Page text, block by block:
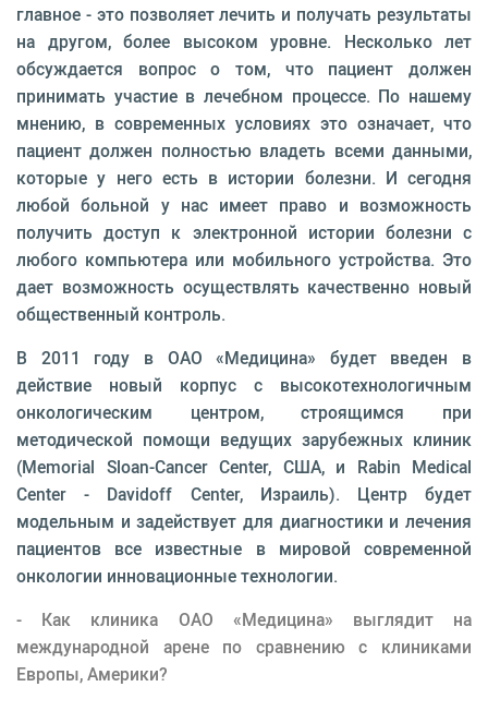
главное - это позволяет лечить и получать результаты
на другом, более высоком уровне. Не­сколько лет
обсуждается вопрос о том, что пациент должен
принимать участие в лечебном процессе. По нашему
мнению, в современных условиях это озна­чает, что
пациент должен полностью владеть всеми данными,
которые у него есть в истории болезни. И сегодня
любой больной у нас имеет право и воз­можность
получить доступ к электронной истории болезни с
любого компьютера или мобильного устройства. Это
дает возможность осуществлять ка­чественно новый
общественный контроль.
В 2011 году в ОАО «Медицина» будет введен в
действие новый корпус с высокотехнологич­ным
онкологическим центром, строящимся при
методической помощи ведущих зарубежных кли­ник
(Memorial Sloan-Cancer Center, США, и Rabin Medical
Center - Davidoff Center, Израиль). Центр будет
модельным и задействует для диагностики и лечения
пациентов все известные в мировой совре­менной
онкологии инновационные технологии.
- Как клиника ОАО «Медицина» выглядит на
международной арене по сравнению с клиника­ми
Европы, Америки?